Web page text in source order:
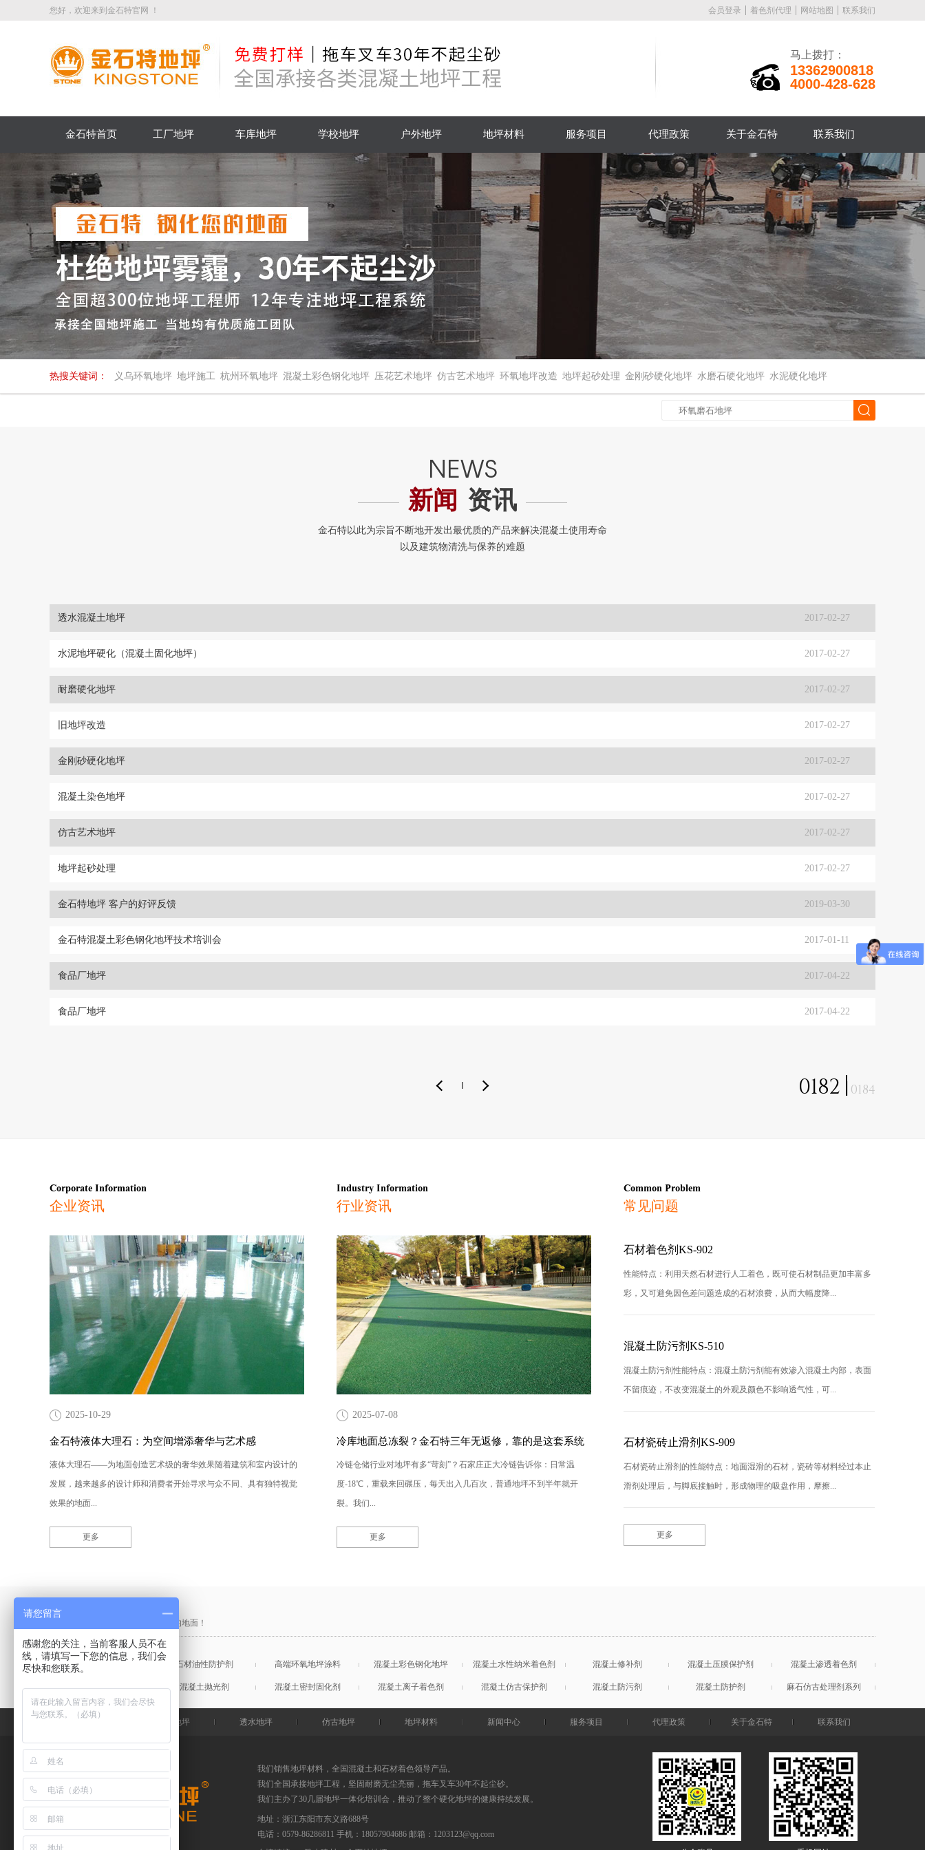
您好，欢迎来到金石特官网 ！ 会员登录 着色剂代理 网站地图 联系我们
马上拨打：
13362900818
4000-428-628
金石特首页 工厂地坪 车库地坪 学校地坪 户外地坪 地坪材料 服务项目 代理政策 关于金石特 联系我们
热搜关键词： 义乌环氧地坪 地坪施工 杭州环氧地坪 混凝土彩色钢化地坪 压花艺术地坪 仿古艺术地坪 环氧地坪改造 地坪起砂处理 金刚砂硬化地坪 水磨石硬化地坪 水泥硬化地坪
新闻 资讯
透水混凝土地坪 2017-02-27
水泥地坪硬化（混凝土固化地坪） 2017-02-27
耐磨硬化地坪 2017-02-27
旧地坪改造 2017-02-27
金刚砂硬化地坪 2017-02-27
混凝土染色地坪 2017-02-27
仿古艺术地坪 2017-02-27
地坪起砂处理 2017-02-27
金石特地坪 客户的好评反馈 2019-03-30
金石特混凝土彩色钢化地坪技术培训会 2017-01-11
食品厂地坪 2017-04-22
食品厂地坪 2017-04-22
0182 0184
Corporate Information
企业资讯
2025-10-29
金石特液体大理石：为空间增添奢华与艺术感
液体大理石——为地面创造艺术级的奢华效果随着建筑和室内设计的
发展，越来越多的设计师和消费者开始寻求与众不同、具有独特视觉
效果的地面...
更多
Industry Information
行业资讯
2025-07-08
冷库地面总冻裂？金石特三年无返修，靠的是这套系统
冷链仓储行业对地坪有多“苛刻”？石家庄正大冷链告诉你：日常温
度-18℃，重载来回碾压，每天出入几百次，普通地坪不到半年就开
裂。我们...
更多
Common Problem
常见问题
石材着色剂KS-902
性能特点：利用天然石材进行人工着色，既可使石材制品更加丰富多
彩，又可避免因色差问题造成的石材浪费，从而大幅度降...
混凝土防污剂KS-510
混凝土防污剂性能特点：混凝土防污剂能有效渗入混凝土内部，表面
不留痕迹，不改变混凝土的外观及颜色不影响透气性，可...
石材瓷砖止滑剂KS-909
石材瓷砖止滑剂的性能特点：地面湿滑的石材，瓷砖等材料经过本止
滑剂处理后，与脚底接触时，形成物理的吸盘作用，摩擦...
更多
产品采购直通车
做中国最硬的地坪，金石特钢化您的地面！
混凝土表面增强剂 石材油性防护剂 高端环氧地坪涂料 混凝土彩色钢化地坪 混凝土水性纳米着色剂 混凝土修补剂 混凝土压膜保护剂 混凝土渗透着色剂
混凝土润色剂 混凝土抛光剂 混凝土密封固化剂 混凝土离子着色剂 混凝土仿古保护剂 混凝土防污剂 混凝土防护剂 麻石仿古处理剂系列
钢化地坪 透水地坪 仿古地坪 地坪材料 新闻中心 服务项目 代理政策 关于金石特 联系我们
我们销售地坪材料，全国混凝土和石材着色领导产品。
我们全国承接地坪工程，坚固耐磨无尘亮丽，拖车叉车30年不起尘砂。
我们主办了30几届地坪一体化培训会，推动了整个硬化地坪的健康持续发展。
地址：浙江东阳市东义路688号
电话： 0579-86286811 手机：18057904686 邮箱： 1203123@qq.com
请您留言
感谢您的关注，当前客服人员不在
线，请填写一下您的信息，我们会
尽快和您联系。